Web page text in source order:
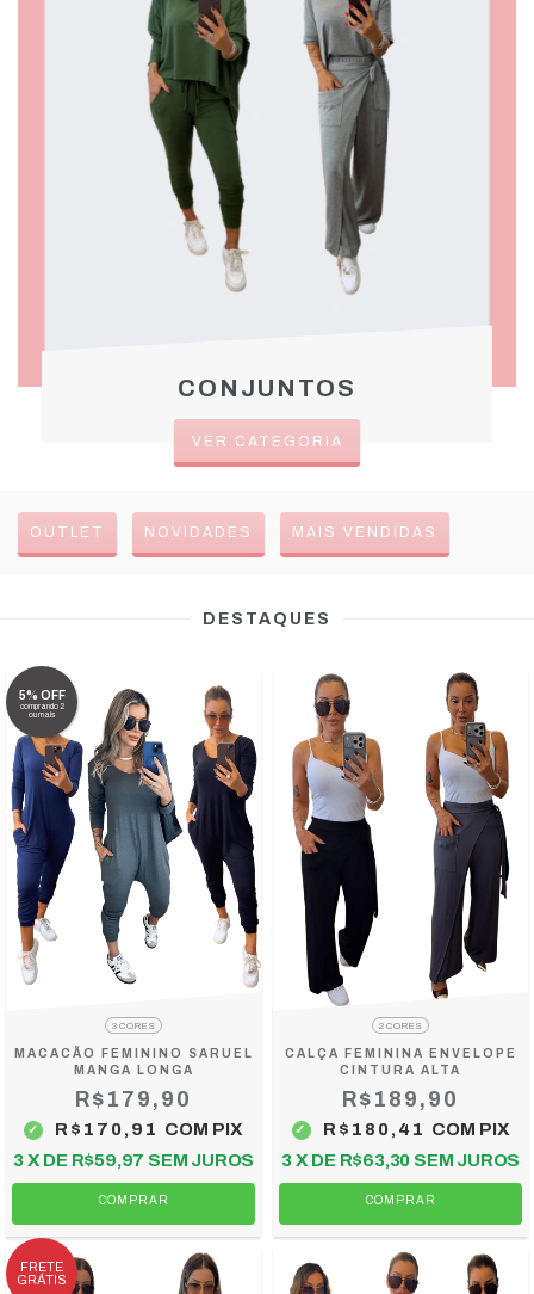
CONJUNTOS
VER CATEGORIA
OUTLET NOVIDADES MAIS VENDIDAS
DESTAQUES
5% OFF
comprando 2
ou mais
3 CORES
MACACÃO FEMININO SARUEL
MANGA LONGA
R$179,90
R$170,91 COM PIX
3 X DE R$59,97 SEM JUROS
COMPRAR
2 CORES
CALÇA FEMININA ENVELOPE
CINTURA ALTA
R$189,90
R$180,41 COM PIX
3 X DE R$63,30 SEM JUROS
COMPRAR
FRETE
GRÁTIS